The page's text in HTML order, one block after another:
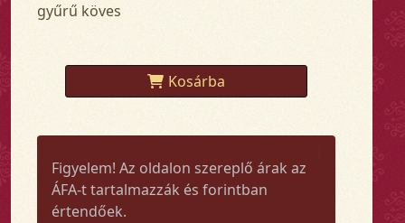
gyűrű köves
Kosárba
Figyelem! Az oldalon szereplő árak az
ÁFA-t tartalmazzák és forintban
értendőek.